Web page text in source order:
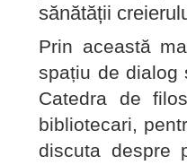
sănătății
Prin această
spațiu de dialog
Catedra de
bibliotecari,
discuta despre